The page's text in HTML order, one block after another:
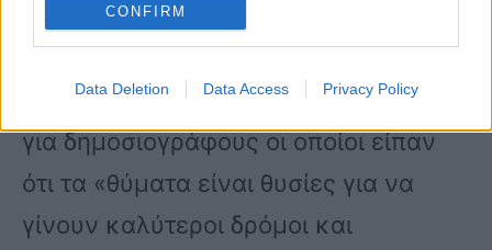
CONFIRM
Data Deletion Data Access Privacy Policy
Προτροπές από δημοσιογράφους στον
ανακοίνωση. Δεν έβγαλε ανακοίνωση
για δημοσιογράφους οι οποίοι είπαν
ότι τα «θύματα είναι θυσίες για να
γίνουν καλύτεροι δρόμοι και